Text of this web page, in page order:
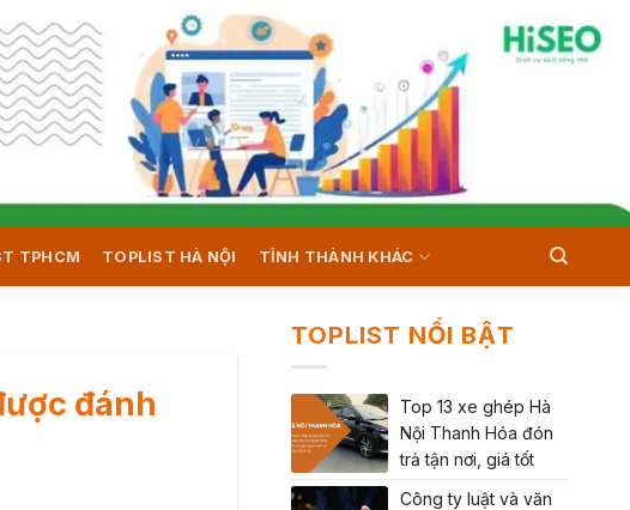
TPHCM TOPLIST HÀ NỘI TỈNH THÀNH KHÁC
đánh
TOPLIST NỔI BẬT
Top 13 xe ghép Hà
Nội Thanh Hóa đón
trả tận nơi, giá tốt
Công ty luật và văn